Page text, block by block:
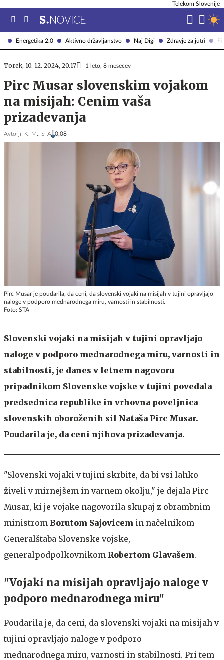
Energetika 2.0 Aktivno državljanstvo Naj Digi Zdravje za jutri
Telekom Slovenije
Torek, 10. 12. 2024, 20.17 1 leto, 8 mesecev
Pirc Musar slovenskim vojakom
na misijah: Cenim vaša
prizadevanja
Avtorji: K. M., STA 0,08
Pirc Musar je poudarila, da ceni, da slovenski vojaki na misijah v tujini opravljajo
naloge v podporo mednarodnega miru, varnosti in stabilnosti.
Foto: STA
Slovenski vojaki na misijah v tujini opravljajo
naloge v podporo mednarodnega miru, varnosti in
stabilnosti, je danes v letnem nagovoru
pripadnikom Slovenske vojske v tujini povedala
predsednica republike in vrhovna poveljnica
slovenskih oboroženih sil Nataša Pirc Musar.
Poudarila je, da ceni njihova prizadevanja.
"Slovenski vojaki v tujini skrbite, da bi vsi lahko
živeli v mirnejšem in varnem okolju," je dejala Pirc
Musar, ki je vojake nagovorila skupaj z obrambnim
ministrom Borutom Sajovicem in načelnikom
Generalštaba Slovenske vojske,
generalpodpolkovnikom Robertom Glavašem.
"Vojaki na misijah opravljajo naloge v
podporo mednarodnega miru"
Poudarila je, da ceni, da slovenski vojaki na misijah v
tujini opravljajo naloge v podporo
mednarodnega miru, varnosti in stabilnosti. Pri tem